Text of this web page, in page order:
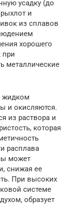
усадку (до
и
из сплавов
хорошего
при
металлические
жидком
и окисляются.
из раствора и
которая
расплава
может
снижая ее
При высоких
системе
образует